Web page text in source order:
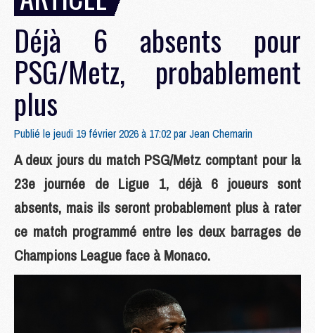
Déjà 6 absents pour
PSG/Metz, probablement
plus
Publié le jeudi 19 février 2026 à 17:02 parJean Chemarin
A deux jours du match PSG/Metz comptant pour la
23e journée de Ligue 1, déjà 6 joueurs sont
absents, mais ils seront probablement plus à rater
ce match programmé entre les deux barrages de
Champions League face à Monaco.